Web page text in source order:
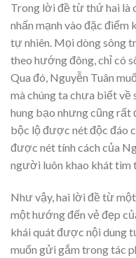
Trong lời đề từ thứ hai là
nhấn mạnh vào đặc điểm
tự nhiên. Mọi dòng sông
theo hướng đông, chỉ có
Qua đó, Nguyễn Tuân
mà chúng ta chưa biết về
hung bạo nhưng cũng rất
bộc lộ được nét độc đáo
được nét tính cách của
người luôn khao khát tìm
Như vậy, hai lời đề từ
một hướng đến vẻ đẹp
khái quát được nội dung
muốn gửi gắm trong tác